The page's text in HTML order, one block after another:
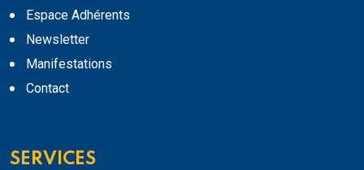
Espace Adhérents
Newsletter
Manifestations
Contact
SERVICES